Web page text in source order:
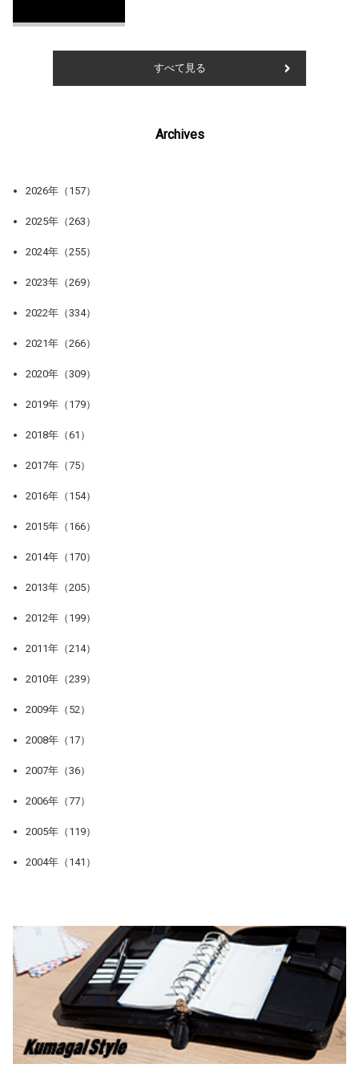
すべて見る
Archives
2026年（157）
2025年（263）
2024年（255）
2023年（269）
2022年（334）
2021年（266）
2020年（309）
2019年（179）
2018年（61）
2017年（75）
2016年（154）
2015年（166）
2014年（170）
2013年（205）
2012年（199）
2011年（214）
2010年（239）
2009年（52）
2008年（17）
2007年（36）
2006年（77）
2005年（119）
2004年（141）